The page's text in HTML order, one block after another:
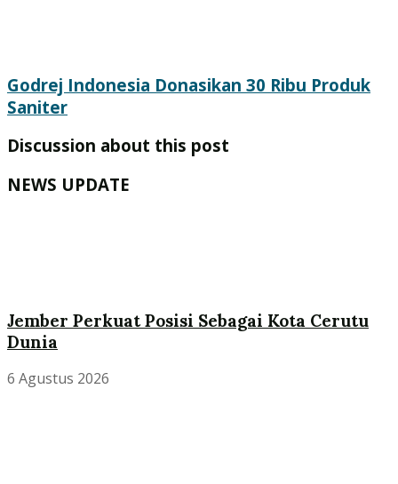
Godrej Indonesia Donasikan 30 Ribu Produk
Saniter
Discussion about this post
NEWS UPDATE
Jember Perkuat Posisi Sebagai Kota Cerutu
Dunia
6 Agustus 2026